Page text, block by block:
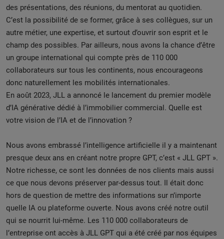
des présentations, des réunions, du mentorat au quotidien.
C’est la possibilité de se former, grâce à ses collègues, sur un
autre métier, une expertise, et surtout d’ouvrir son esprit et le
champ des possibles. Par ailleurs, nous avons la chance d’être
un groupe international qui compte près de 110 000
collaborateurs sur tous les continents, nous encourageons
donc naturellement les mobilités internationales.
En août 2023, JLL a annoncé le lancement du premier modèle
d’IA générative dédié à l’immobilier commercial. Quelle est
votre vision de l’IA et de l’innovation ?
Nous avons embrassé l’intelligence artificielle il y a maintenant
presque deux ans en créant notre propre GPT, c’est « JLL GPT ».
Notre richesse, ce sont les données de nos clients mais aussi
ce que nous devons préserver par-dessus tout. Il était donc
hors de question de mettre des informations sur n’importe
quelle IA ou plateforme ouverte. Nous avons créé notre outil
qui se nourrit lui-même. Les 110 000 collaborateurs de
l’entreprise ont accès à JLL GPT qui a été créé par nos équipes